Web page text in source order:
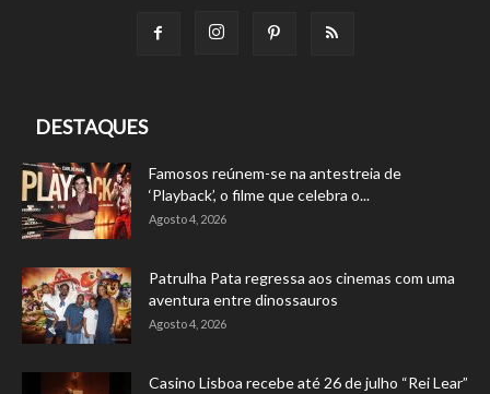
DESTAQUES
Famosos reúnem-se na antestreia de
‘Playback’, o filme que celebra o...
Agosto 4, 2026
Patrulha Pata regressa aos cinemas com uma
aventura entre dinossauros
Agosto 4, 2026
Casino Lisboa recebe até 26 de julho “Rei Lear”